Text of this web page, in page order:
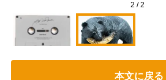
2 /2
本文に戻る